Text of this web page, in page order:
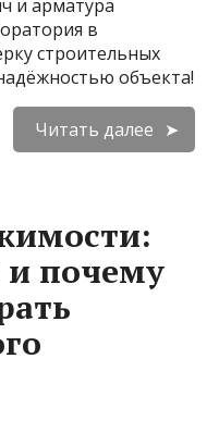
и арматура
в
строительных
объекта!
Читать далее
почему